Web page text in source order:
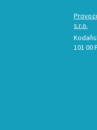
s.r.o.
101 00